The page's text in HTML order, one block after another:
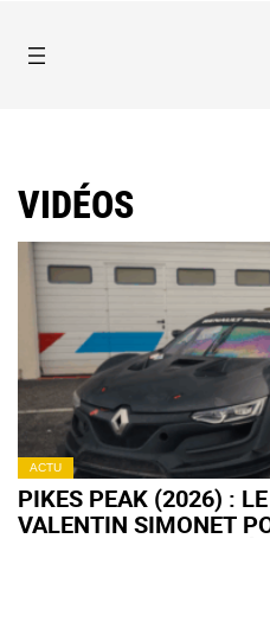
VIDÉOS
ACTU
PIKES PEAK (2026) :
VALENTIN SIMONET